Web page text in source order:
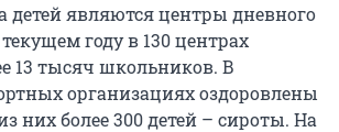
детей являются центры дневного
году в 130 центрах
13 тысяч школьников. В
организациях оздоровлены
них более 300 детей – сироты. На